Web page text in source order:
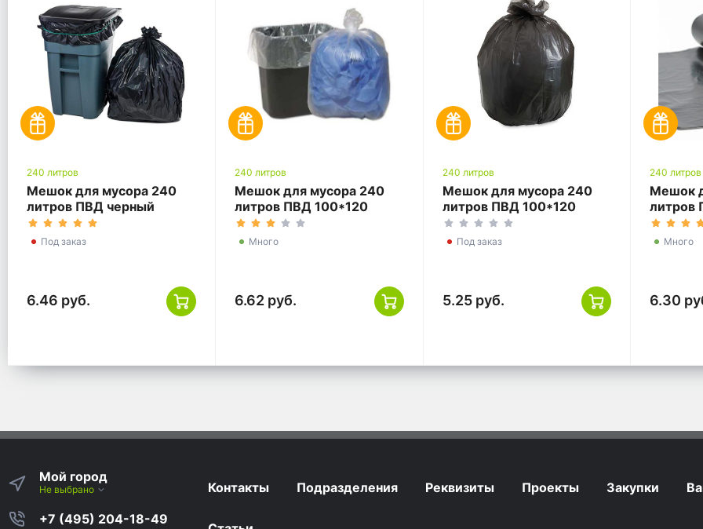
240 литров
Мешок для мусора 240
литров ПВД черный
размер 90x130 см 30
МКМ
Под заказ
6.46 руб.
240 литров
Мешок для мусора 240
литров ПВД 100*120
прозрачный ГОСТ
Много
6.62 руб.
240 литров
Мешок для мусора 240
литров ПВД 100*120
черный ГОСТ
Под заказ
5.25 руб.
240 литров
Мешок
литров
черный
Много
6.30
Мой город
Не выбрано
+7 (495) 204-18-49
Контакты Подразделения Реквизиты Проекты Закупки